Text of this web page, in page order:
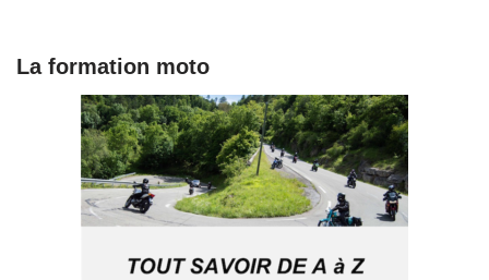
La formation moto